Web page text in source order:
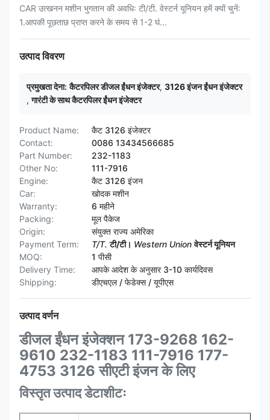
CAR उत्खनन मशीन भुगतान की अवधिः टी/टी. वेस्टर्न यूनियन हमें क्यों चुनें:
1.आपकी पूछताछ प्राप्त करने के समय से 1-2 घं...
उत्पाद विवरण
प्रमुखता देना: कैटरपिलर डीजल ईंधन इंजेक्टर, 3126 इंजन ईंधन इंजेक्टर
,गारंटी के साथ कैटरपिलर ईंधन इंजेक्टर
Product Name:
कैट 3126 इंजेक्टर
Contact:
0086 13434566685
Part Number:
232-1183
Other No:
111-7916
Engine:
कैट 3126 इंजन
Car:
खोदक मशीन
Warranty:
6 महीने
Packing:
मूल पैकेज
Origin:
संयुक्त राज्य अमेरिका
Payment Term:
T/T. टी/टी। Western Union वेस्टर्न यूनियन
MOQ:
1 पीसी
Delivery Time:
आपके आदेश के अनुसार 3-10 कार्यदिवस
Shipping:
डीएचएल / फेडेक्स / यूपीएस
उत्पाद वर्णन
डीजल ईंधन इंजेक्शन 173-9268 162-
9610 232-1183 111-7916 177-
4753 3126 सीएटी इंजन के लिए
विस्तृत उत्पाद डेटाशीटः